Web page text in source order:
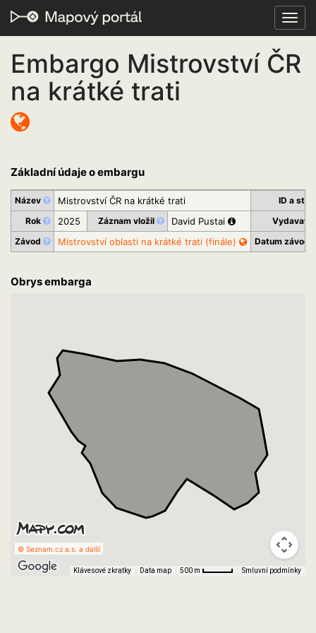
Embargo Mistrovství ČR
na krátké trati
Základní údaje o embargu
Název Mistrovství ČR na krátké trati
ID a stav
Rok
2025 Záznam vložil David Pustai
Vydavatel
Závod
Mistrovství oblasti na krátké trati (finále) Datum závodu
Obrys embarga
Klávesové zkratky Data map 500 m Smluvní podmínky
© Seznam.cz a.s. a další